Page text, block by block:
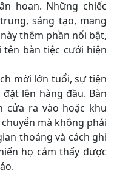
hoan. Những chiếc
sáng tạo, mang
thêm phần nổi bật,
bàn tiệc cưới hiện
mời lớn tuổi, sự tiện
lên hàng đầu. Bàn
cửa ra vào hoặc khu
mà không phải
thoáng và cách ghi
họ cảm thấy được